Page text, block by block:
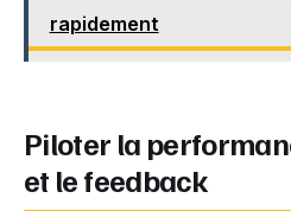
rapidement
Piloter la
et le feedback